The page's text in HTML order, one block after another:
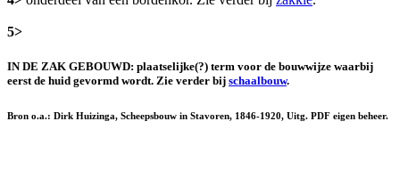
5>
IN DE ZAK GEBOUWD: plaatselijke(?) term voor de bouwwijze waarbij
eerst de huid gevormd wordt. Zie verder bij schaalbouw.
Bron o.a.: Dirk Huizinga, Scheepsbouw in Stavoren, 1846-1920, Uitg. PDF eigen beheer.